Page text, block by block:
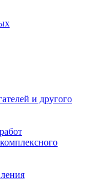
и другого